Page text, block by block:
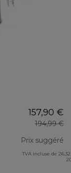
157,90 €
194,99 €
Prix suggéré
TVA incluse de